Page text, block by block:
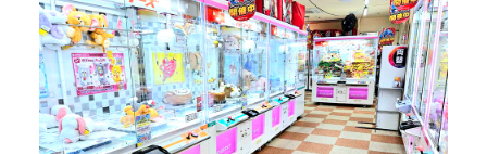
8/14～
mofusand ギンガムチェックサメにゃん
BIGぬいぐるみ
8/14～
mofusand ギンガムチェックサメにゃんマ
スコット
8/14～
映画ちいかわ 人魚の島のひみつ 島二郎